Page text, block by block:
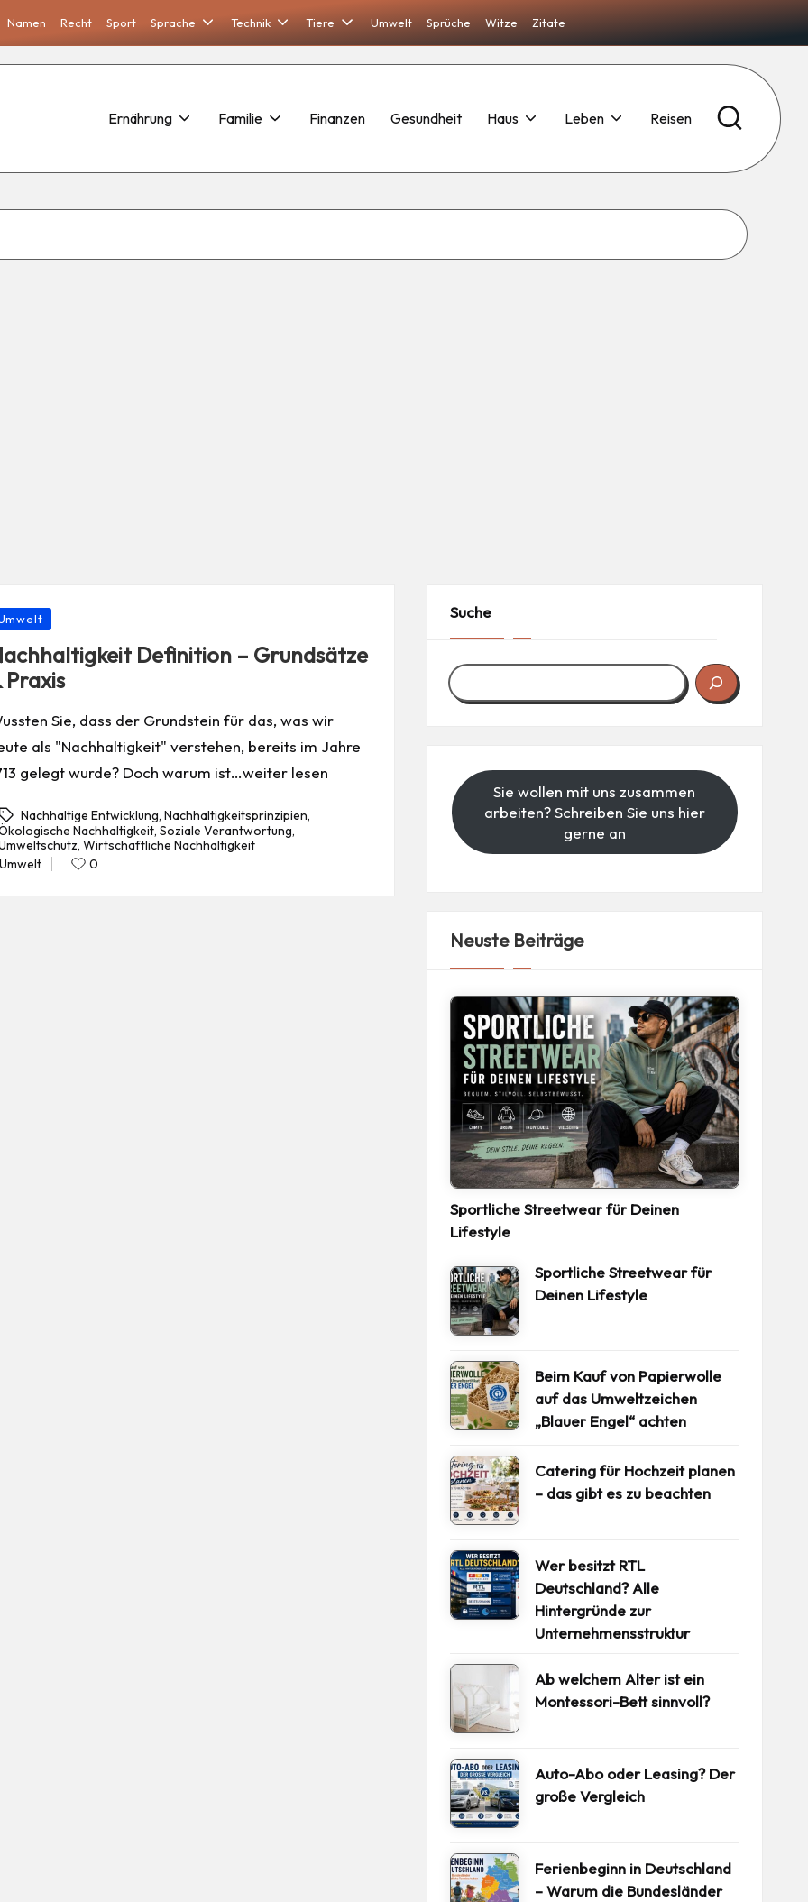
Namen Recht Sport Sprache Technik Tiere Umwelt Sprüche Witze Zitate
Ernährung Familie Finanzen Gesundheit Haus Leben Reisen
Definition – Grundsätze
Praxis
Sie, dass der Grundstein für das, was wir
als "Nachhaltigkeit" verstehen, bereits im Jahre
gelegt wurde? Doch warum ist…weiter lesen
Nachhaltige Entwicklung,Nachhaltigkeitsprinzipien,
Nachhaltigkeit,Soziale Verantwortung,
,Wirtschaftliche Nachhaltigkeit
0
Suche
Sie wollen mit uns zusammen
arbeiten? Schreiben Sie uns hier
gerne an
Neuste Beiträge
Sportliche Streetwear für Deinen
Lifestyle
Sportliche Streetwear für
Deinen Lifestyle
Beim Kauf von Papierwolle
auf das Umweltzeichen
„Blauer Engel“ achten
Catering für Hochzeit planen
– das gibt es zu beachten
Wer besitzt RTL
Deutschland? Alle
Hintergründe zur
Unternehmensstruktur
Ab welchem Alter ist ein
Montessori-Bett sinnvoll?
Auto-Abo oder Leasing? Der
große Vergleich
Ferienbeginn in Deutschland
– Warum die Bundesländer